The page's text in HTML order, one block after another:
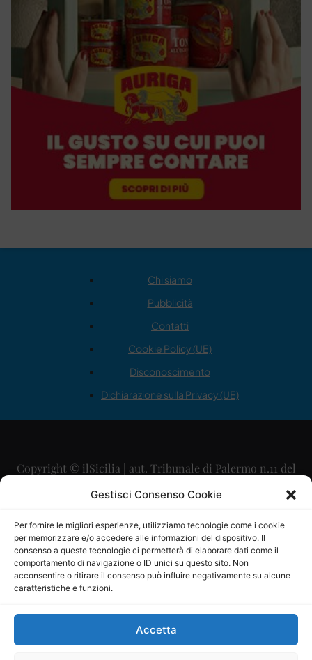
Gestisci Consenso Cookie
Per fornire le migliori esperienze, utilizziamo tecnologie come i cookie
per memorizzare e/o accedere alle informazioni del dispositivo. Il
consenso a queste tecnologie ci permetterà di elaborare dati come il
comportamento di navigazione o ID unici su questo sito. Non
acconsentire o ritirare il consenso può influire negativamente su alcune
caratteristiche e funzioni.
Accetta
Chi siamo
Pubblicità
Contatti
Cookie Policy (UE)
Disconoscimento
Dichiarazione sulla Privacy (UE)
Copyright © ilSicilia | aut. Tribunale di Palermo n.11 del
29/09/2015
Direttore Editoriale: Maurizio Scaglione
Direttore Responsabile: Maria Calabrese
P.IVA: 06334930820
Mercurio Comunicazione Società Cooperativa a r.l. è